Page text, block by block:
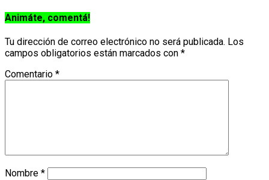
Animáte, comentá!
Tu dirección de correo electrónico no será publicada. Los
campos obligatorios están marcados con *
Comentario *
Nombre *